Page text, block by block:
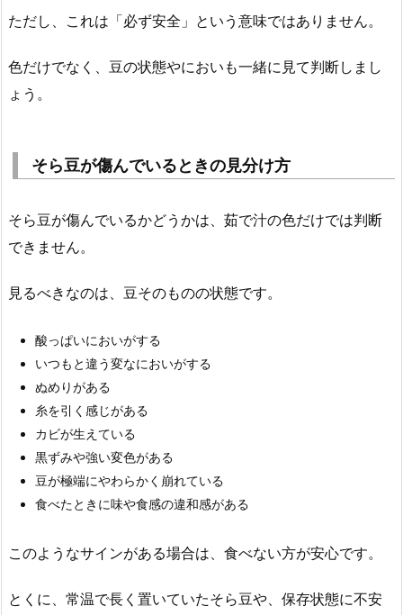
ただし、これは「必ず安全」という意味ではありません。
色だけでなく、豆の状態やにおいも一緒に見て判断しまし
ょう。
そら豆が傷んでいるときの見分け方
そら豆が傷んでいるかどうかは、茹で汁の色だけでは判断
できません。
見るべきなのは、豆そのものの状態です。
酸っぱいにおいがする
いつもと違う変なにおいがする
ぬめりがある
糸を引く感じがある
カビが生えている
黒ずみや強い変色がある
豆が極端にやわらかく崩れている
食べたときに味や食感の違和感がある
このようなサインがある場合は、食べない方が安心です。
とくに、常温で長く置いていたそら豆や、保存状態に不安